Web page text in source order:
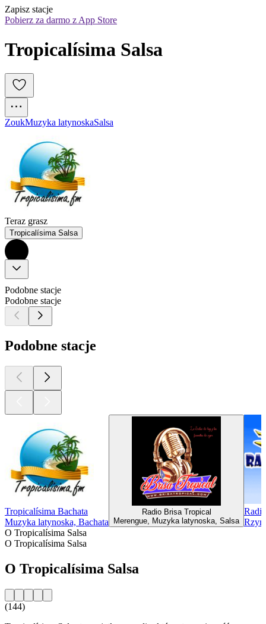
Zapisz stacje
Pobierz za darmo z App Store
Tropicalísima Salsa
ZoukMuzyka latynoskaSalsa
Teraz grasz
Tropicalísima Salsa
Podobne stacje
Podobne stacje
Podobne stacje
Tropicalísima Bachata
Muzyka latynoska, Bachata
Radio Brisa Tropical
Merengue, Muzyka latynoska, Salsa
O Tropicalísima Salsa
O Tropicalísima Salsa
O Tropicalísima Salsa
(144)